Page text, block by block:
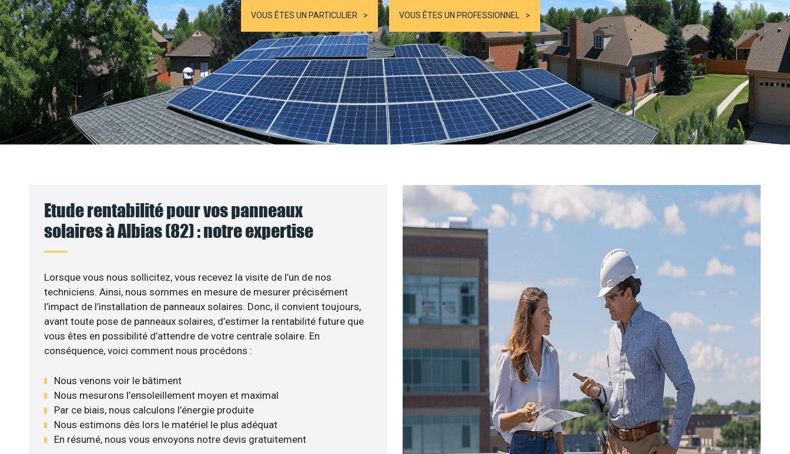
VOUS ÊTES UN PARTICULIER VOUS ÊTES UN PROFESSIONNEL
Etude rentabilité pour vos panneaux
solaires à Albias (82) : notre expertise
Lorsque vous nous sollicitez, vous recevez la visite de l’un de nos
techniciens. Ainsi, nous sommes en mesure de mesurer précisément
l’impact de l’installation de panneaux solaires. Donc, il convient toujours,
avant toute pose de panneaux solaires, d’estimer la rentabilité future que
vous êtes en possibilité d’attendre de votre centrale solaire. En
conséquence, voici comment nous procédons :
Nous venons voir le bâtiment
Nous mesurons l’ensoleillement moyen et maximal
Par ce biais, nous calculons l’énergie produite
Nous estimons dès lors le matériel le plus adéquat
En résumé, nous vous envoyons notre devis gratuitement